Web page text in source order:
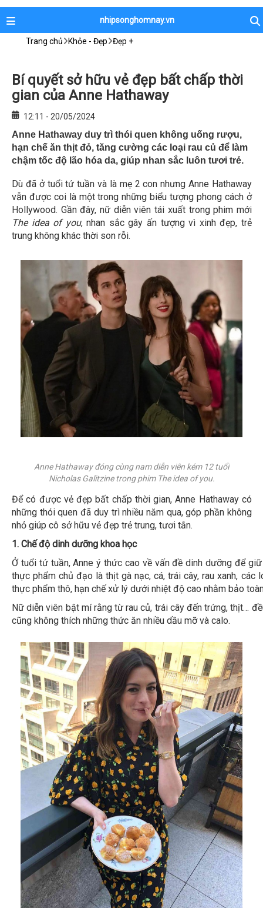
nhipsonghomnay.vn
Trang chủ Khỏe - Đẹp Đẹp +
Bí quyết sở hữu vẻ đẹp bất chấp thời
gian của Anne Hathaway
12:11 - 20/05/2024
Anne Hathaway duy trì thói quen không uống rượu,
hạn chế ăn thịt đỏ, tăng cường các loại rau củ để làm
chậm tốc độ lão hóa da, giúp nhan sắc luôn tươi trẻ.
Dù đã ở tuổi tứ tuần và là mẹ 2 con nhưng Anne Hathaway
vẫn được coi là một trong những biểu tượng phong cách ở
Hollywood. Gần đây, nữ diễn viên tái xuất trong phim mới
The idea of you, nhan sắc gây ấn tượng vì xinh đẹp, trẻ
trung không khác thời son rỗi.
Anne Hathaway đóng cùng nam diễn viên kém 12 tuổi
Nicholas Galitzine trong phim The idea of you.
Để có được vẻ đẹp bất chấp thời gian, Anne Hathaway có
những thói quen đã duy trì nhiều năm qua, góp phần không
nhỏ giúp cô sở hữu vẻ đẹp trẻ trung, tươi tắn.
1. Chế độ dinh dưỡng khoa học
Ở tuổi tứ tuần, Anne ý thức cao về vấn đề dinh dưỡng để
thực phẩm chủ đạo là thịt gà nạc, cá, trái cây, rau xanh,
thực phẩm thô, hạn chế xử lý dưới nhiệt độ cao nhằm bảo
Nữ diễn viên bật mí rằng từ rau củ, trái cây đến trứng, thịt…
cũng không thích những thức ăn nhiều dầu mỡ và calo.